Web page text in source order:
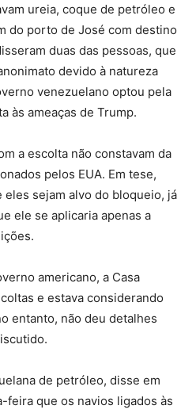
ureia, coque de petróleo e
do porto de José com destino
duas das pessoas, que
devido à natureza
venezuelano optou pela
às ameaças de Trump.
a escolta não constavam da
pelos EUA. Em tese,
sejam alvo do bloqueio, já
ele se aplicaria apenas a
americano, a Casa
e estava considerando
entanto, não deu detalhes
de petróleo, disse em
feira que os navios ligados às